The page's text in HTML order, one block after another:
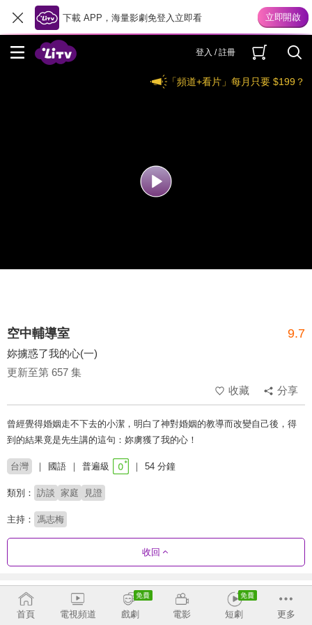
下載 APP，海量影劇免登入立即看
登入 / 註冊
「頻道+看片」每月只要 $199？
空中輔導室 9.7
妳擄惑了我的心(一)
更新至第 657 集
收藏
分享
曾經覺得婚姻走不下去的小潔，明白了神對婚姻的教導而改變自己後，得
到的結果竟是先生講的這句：妳虜獲了我的心！
台灣 國語 普遍級 54 分鐘
類別： 訪談 家庭 見證
主持： 馮志梅
收回
劇集列表 反序 收合
632 - 657 587 - 631 542 - 586 497 - 541
首頁 電視頻道 戲劇 電影 短劇 更多